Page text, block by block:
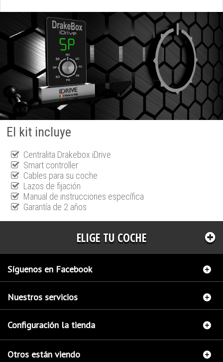
El kit incluye
Centralita Drakebox iDrive
Smart controller
Cables para su coche
Lazos de fijación
Manual de instrucciones específica
Garantía de 2 años
ELIGE TU COCHE
Síguenos en Facebook
Nuestros servicios
Configuración la tienda
Otros están viendo